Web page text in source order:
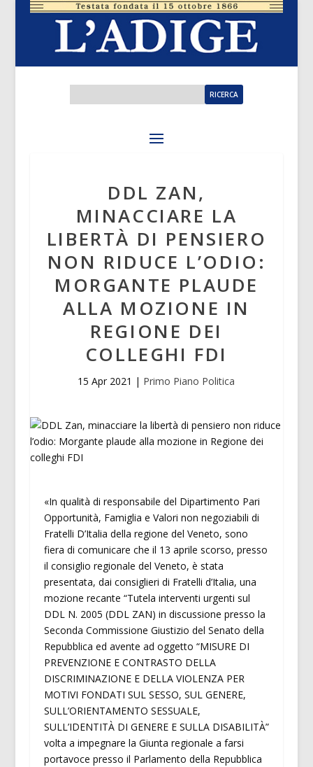
DDL ZAN,
MINACCIARE LA
LIBERTÀ DI PENSIERO
NON RIDUCE L’ODIO:
MORGANTE PLAUDE
ALLA MOZIONE IN
REGIONE DEI
COLLEGHI FDI
15 Apr 2021 | Primo Piano Politica
«In qualità di responsabile del Dipartimento Pari
Opportunità, Famiglia e Valori non negoziabili di
Fratelli D’Italia della regione del Veneto, sono
fiera di comunicare che il 13 aprile scorso, presso
il consiglio regionale del Veneto, è stata
presentata, dai consiglieri di Fratelli d’Italia, una
mozione recante “Tutela interventi urgenti sul
DDL N. 2005 (DDL ZAN) in discussione presso la
Seconda Commissione Giustizio del Senato della
Repubblica ed avente ad oggetto “MISURE DI
PREVENZIONE E CONTRASTO DELLA
DISCRIMINAZIONE E DELLA VIOLENZA PER
MOTIVI FONDATI SUL SESSO, SUL GENERE,
SULL’ORIENTAMENTO SESSUALE,
SULL’IDENTITÀ DI GENERE E SULLA DISABILITÀ”
volta a impegnare la Giunta regionale a farsi
portavoce presso il Parlamento della Repubblica